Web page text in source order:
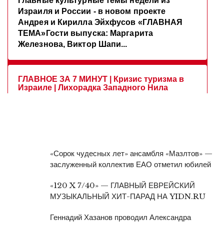
«Сорок чудесных лет» ансамбля «Мазлтов» —
заслуженный коллектив ЕАО отметил юбилей
«120 X 7/40» — ГЛАВНЫЙ ЕВРЕЙСКИЙ
МУЗЫКАЛЬНЫЙ ХИТ-ПАРАД НА YIDN.RU
Геннадий Хазанов проводил Александра